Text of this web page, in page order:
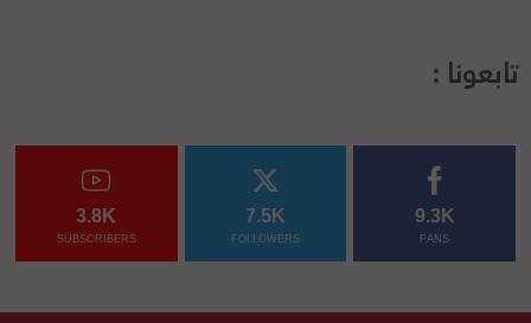
تابعونا :
9.3K
FANS
7.5K
FOLLOWERS
3.8K
SUBSCRIBERS